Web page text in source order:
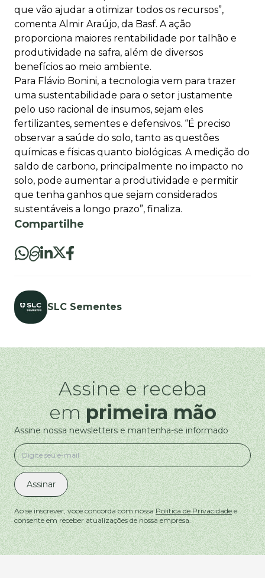
que vão ajudar a otimizar todos os recursos”,
comenta Almir Araújo, da Basf. A ação
proporciona maiores rentabilidade por talhão e
produtividade na safra, além de diversos
benefícios ao meio ambiente.
Para Flávio Bonini, a tecnologia vem para trazer
uma sustentabilidade para o setor justamente
pelo uso racional de insumos, sejam eles
fertilizantes, sementes e defensivos. “É preciso
observar a saúde do solo, tanto as questões
químicas e físicas quanto biológicas. A medição do
saldo de carbono, principalmente no impacto no
solo, pode aumentar a produtividade e permitir
que tenha ganhos que sejam considerados
sustentáveis a longo prazo”, finaliza.
Compartilhe
SLC Sementes
Assine e receba
emprimeira mão
Assine nossa newsletters e mantenha-se informado
Assinar
Ao se inscrever, você concorda com nossaPolítica de Privacidadee
consente em receber atualizações de nossa empresa.